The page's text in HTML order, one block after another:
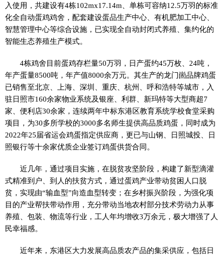
入使用，共建设有4栋102mx17.14m、单栋可容纳12.5万羽的标准
化全自动蛋鸡鸡舍，配套建设蛋品生产中心、有机肥加工中心、
智慧管理中心等综合设施，已实现全自动封闭式养殖、集约化的
智能生态养殖生产模式。
4栋鸡舍目前蛋鸡存栏量50万羽，日产蛋约45万枚、24吨，
年产蛋量8500吨，年产值8000余万元。其生产的龙门崮品牌鸡蛋
已销售至北京、上海、深圳、重庆、杭州、呼和浩特等城市，入
驻日照市160余家物业系统及银座、利群、新玛特等大型商超7
家、便利店30余家，连续两年中标东港区教育系统学校食堂采购
项目，为30多所学校的3000多名师生提供高品质鸡蛋，同时成为
2022年25届省运会鸡蛋指定供应商，更已与山钢、日照城投、日
照银行等十余家优质企业签订鸡蛋供货合同。
近几年，通过项目实施，在脱贫攻坚阶段，构建了新型滴灌
式精准到户、到人的扶贫方式，通过蛋鸡产业带动贫困人口脱
贫，实现由“输血型”向造血型转变；在乡村振兴阶段，为强化项
目的产业帮扶带动作用，充分带动当地农村部分技术劳动力从事
养殖、包装、物流等行业，工人年均增收3万余元，极大增强了人
民幸福感。
近年来，东港区大力发展高品质农产品的集采供应，包括日